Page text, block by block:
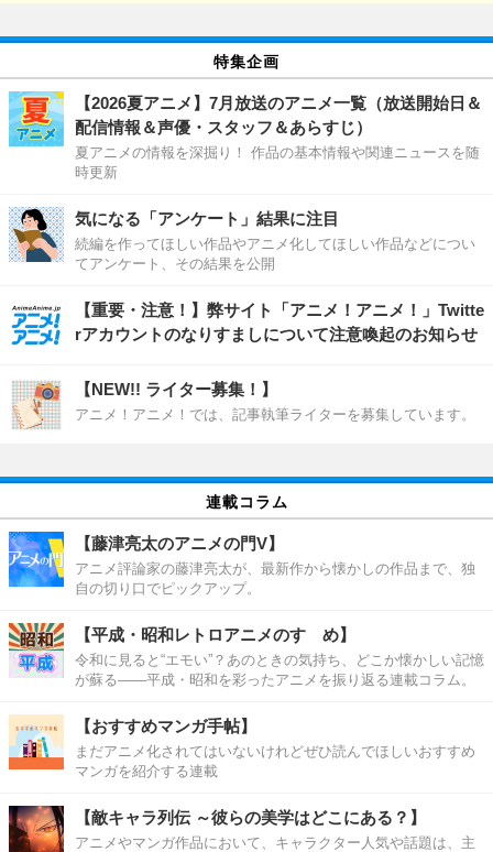
特集企画
【2026夏アニメ】7月放送のアニメ一覧（放送開始日＆
配信情報＆声優・スタッフ＆あらすじ）
夏アニメの情報を深掘り！ 作品の基本情報や関連ニュースを随
時更新
気になる「アンケート」結果に注目
続編を作ってほしい作品やアニメ化してほしい作品などについ
てアンケート、その結果を公開
【重要・注意！】弊サイト「アニメ！アニメ！」Twitte
rアカウントのなりすましについて注意喚起のお知らせ
【NEW!! ライター募集！】
アニメ！アニメ！では、記事執筆ライターを募集しています。
連載コラム
【藤津亮太のアニメの門V】
アニメ評論家の藤津亮太が、最新作から懐かしの作品まで、独
自の切り口でピックアップ。
【平成・昭和レトロアニメのすゝめ】
令和に見ると“エモい”？あのときの気持ち、どこか懐かしい記憶
が蘇る――平成・昭和を彩ったアニメを振り返る連載コラム。
【おすすめマンガ手帖】
まだアニメ化されてはいないけれどぜひ読んでほしいおすすめ
マンガを紹介する連載
【敵キャラ列伝 ～彼らの美学はどこにある？】
アニメやマンガ作品において、キャラクター人気や話題は、主